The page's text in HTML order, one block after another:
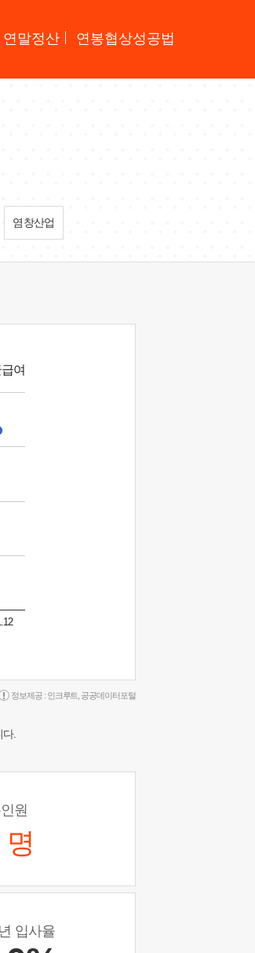
연말정산 연봉협상성공법
염창산업
여
정보제공 : 인크루트 공공데이터포털
.
원
명
입사율